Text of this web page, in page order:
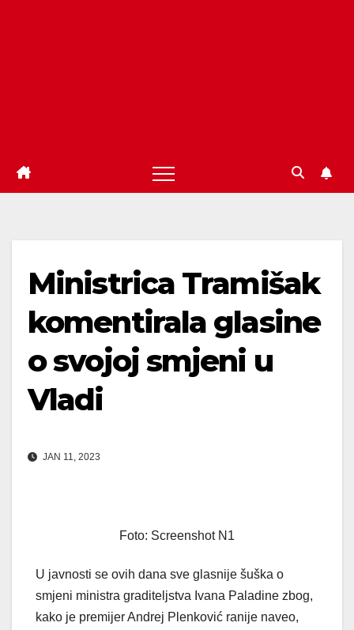
Ministrica Tramišak
komentirala glasine
o svojoj smjeni u
Vladi
JAN 11, 2023
Foto: Screenshot N1
U javnosti se ovih dana sve glasnije šuška o
smjeni ministra graditeljstva Ivana Paladine zbog,
kako je premijer Andrej Plenković ranije naveo,